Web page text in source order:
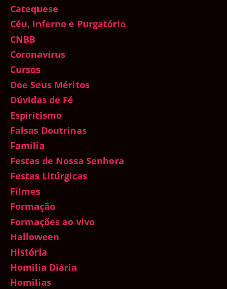
Catequese
Céu, Inferno e Purgatório
CNBB
Coronavírus
Cursos
Doe Seus Méritos
Dúvidas de Fé
Espiritismo
Falsas Doutrinas
Família
Festas de Nossa Senhora
Festas Litúrgicas
Filmes
Formação
Formações ao vivo
Halloween
História
Homilia Diária
Homilias